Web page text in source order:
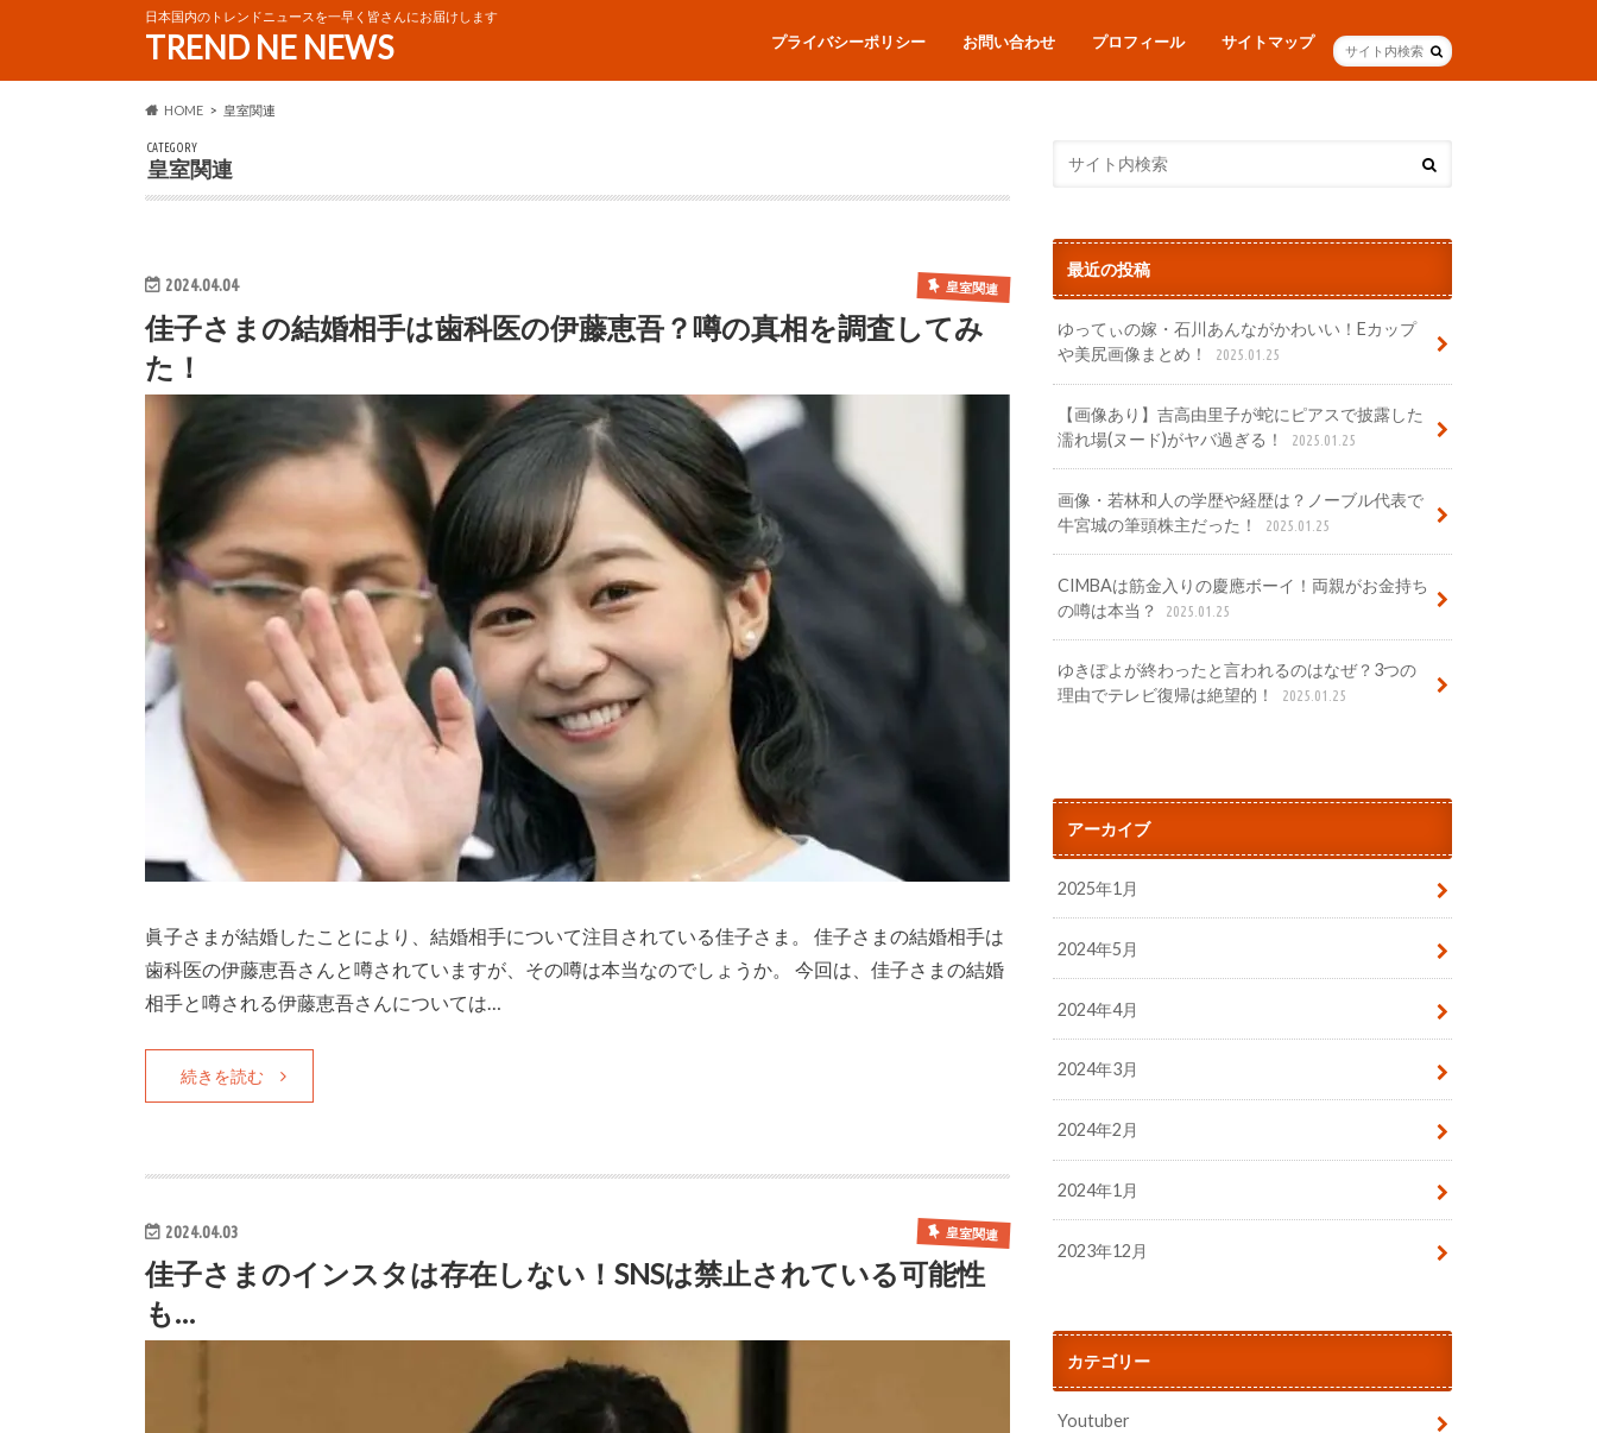
日本国内のトレンドニュースを一早く皆さんにお届けします
TREND NE NEWS プライバシーポリシー お問い合わせ プロフィール サイトマップ
HOME 皇室関連
CATEGORY
皇室関連
2024.04.04 皇室関連
佳子さまの結婚相手は歯科医の伊藤恵吾？噂の真相を調査してみ
た！
眞子さまが結婚したことにより、結婚相手について注目されている佳子さま。 佳子さまの結婚相手は
歯科医の伊藤恵吾さんと噂されていますが、その噂は本当なのでしょうか。 今回は、佳子さまの結婚
相手と噂される伊藤恵吾さんについては…
続きを読む
2024.04.03 皇室関連
佳子さまのインスタは存在しない！SNSは禁止されている可能性
も…
最近の投稿
ゆってぃの嫁・石川あんながかわいい！Eカップ
や美尻画像まとめ！
2025.01.25
【画像あり】吉高由里子が蛇にピアスで披露した
濡れ場(ヌード)がヤバ過ぎる！
2025.01.25
画像・若林和人の学歴や経歴は？ノーブル代表で
牛宮城の筆頭株主だった！
2025.01.25
CIMBAは筋金入りの慶應ボーイ！両親がお金持ち
の噂は本当？
2025.01.25
ゆきぽよが終わったと言われるのはなぜ？3つの
理由でテレビ復帰は絶望的！
2025.01.25
アーカイブ
2025年1月
2024年5月
2024年4月
2024年3月
2024年2月
2024年1月
2023年12月
カテゴリー
Youtuber